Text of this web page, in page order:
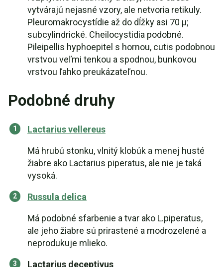
vytvárajú nejasné vzory, ale netvoria retikuly.
Pleuromakrocystídie až do dĺžky asi 70 µ;
subcylindrické. Cheilocystidia podobné.
Pileipellis hyphoepitel s hornou, cutis podobnou
vrstvou veľmi tenkou a spodnou, bunkovou
vrstvou ľahko preukázateľnou.
Podobné druhy
Lactarius vellereus
Má hrubú stonku, vlnitý klobúk a menej husté
žiabre ako Lactarius piperatus, ale nie je taká
vysoká.
Russula delica
Má podobné sfarbenie a tvar ako L.piperatus,
ale jeho žiabre sú prirastené a modrozelené a
neprodukuje mlieko.
Lactarius deceptivus